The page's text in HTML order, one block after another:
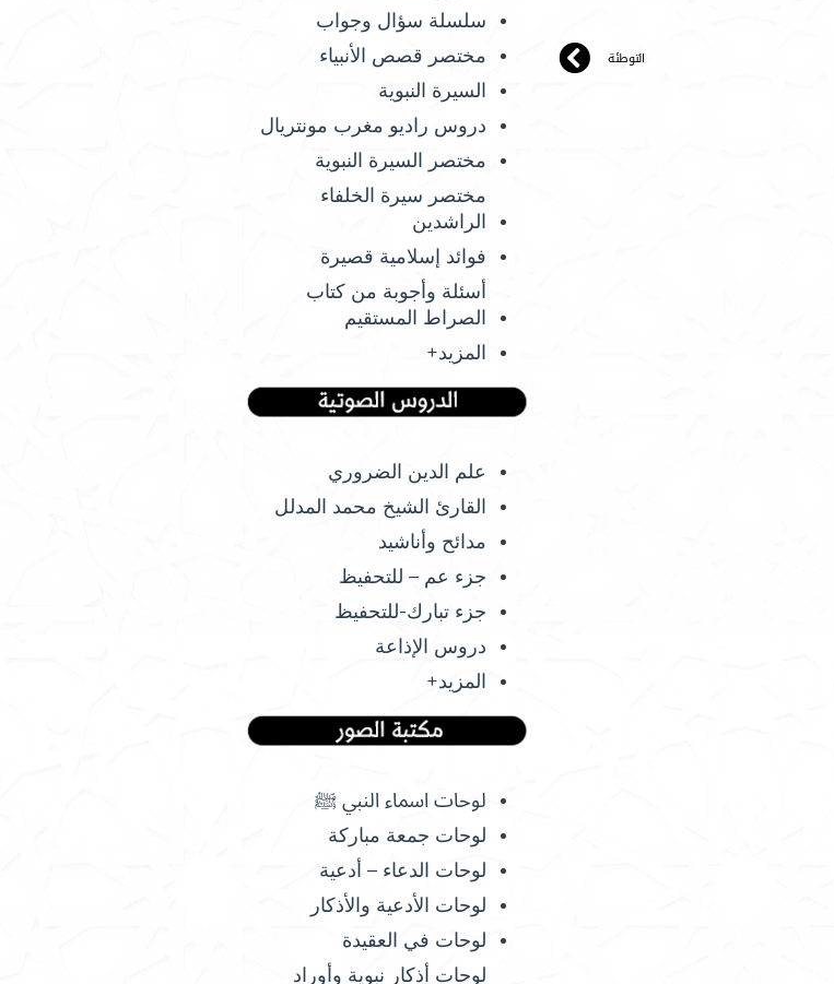
التوطئة
سلسلة سؤال وجواب
مختصر قصص الأنبياء
السيرة النبوية
دروس راديو مغرب مونتريال
مختصر السيرة النبوية
مختصر سيرة الخلفاء
الراشدين
فوائد إسلامية قصيرة
أسئلة وأجوبة من كتاب
الصراط المستقيم
المزيد+
علم الدين الضروري
القارئ الشيخ محمد المدلل
مدائح وأناشيد
جزء عم – للتحفيظ
جزء تبارك-للتحفيظ
دروس الإذاعة
المزيد+
لوحات اسماء النبي ﷺ
لوحات جمعة مباركة
لوحات الدعاء – أدعية
لوحات الأدعية والأذكار
لوحات في العقيدة
لوحات أذكار نبوية وأوراد